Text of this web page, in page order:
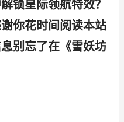
锁星际领航特效？
你花时间阅读本站
别忘了在《雪妖坊